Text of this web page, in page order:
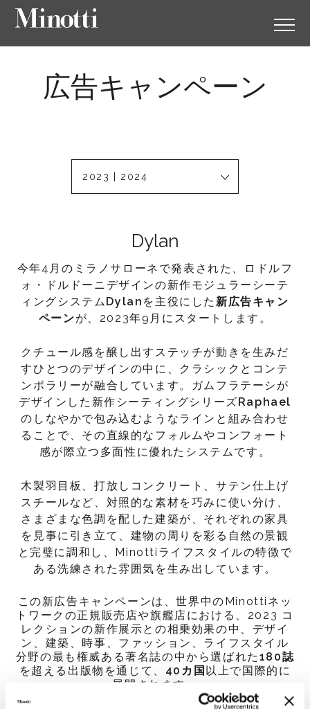
広告キャンペーン
2023 | 2024
Dylan
今年4月のミラノサローネで発表された、ロドルフ
ォ・ドルドーニデザインの新作モジュラーシーテ
ィングシステムDylan を主役にした新広告キャン
ペーンが、2023年9月にスタートします。
クチュール感を醸し出すステッチが動きを生みだ
すひとつのデザインの中に、クラシックとコンテ
ンポラリーが融合しています。ガムフラテーシが
デザインした新作シーティングシリーズRaphael
のしなやかで包み込むようなラインと組み合わせ
ることで、その直線的なフォルムやコンフォート
感が際立つ多面性に優れたシステムです。
木製羽目板、打放しコンクリート、サテン仕上げ
スチールなど、対照的な素材を巧みに使い分け、
さまざまな色調を配した建築が、それぞれの家具
を見事に引き立て、建物の周りを彩る自然の景観
と完璧に調和し、Minottiライフスタイルの特徴で
ある洗練された雰囲気を生み出しています。
この新広告キャンペーンは、世界中のMinottiネッ
トワークの正規販売店や旗艦店における、2023 コ
レクションの新作展示との相乗効果の中、デザイ
ン、建築、時事、ファッション、ライフスタイル
分野の最も権威ある著名誌の中から選ばれた 180誌
を超える出版物を通じて、 40カ国 以上で国際的に
展開されます。